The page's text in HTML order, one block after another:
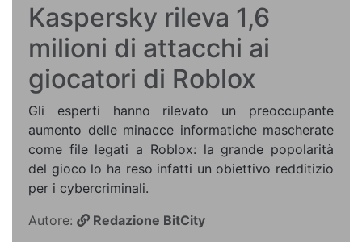
Kaspersky rileva 1,6
milioni di attacchi ai
giocatori di Roblox
Gli esperti hanno rilevato un preoccupante
aumento delle minacce informatiche mascherate
come file legati a Roblox: la grande popolarità
del gioco lo ha reso infatti un obiettivo redditizio
per i cybercriminali.
Autore:
Redazione BitCity